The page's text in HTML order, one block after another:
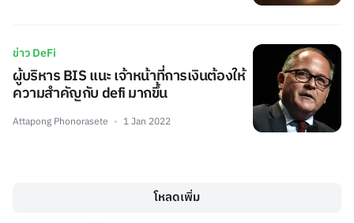
ข่าว DeFi
ผู้บริหาร BIS แนะ เจ้าหน้าที่การเงินต้องให้
ความสำคัญกับ defi มากขึ้น
Attapong Phonorasete 1 Jan 2022
โหลดเพิ่ม